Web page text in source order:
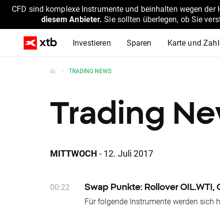
CFD sind komplexe Instrumente und beinhalten wegen
diesem Anbieter. Sie sollten überlegen, ob Sie
Investieren Sparen Karte und
TRADING NEWS
Trading
MITTWOCH - 12. Juli 2017
00:22
Swap Punkte: Rollover OIL.WTI,
Für folgende Instrumente werden sich